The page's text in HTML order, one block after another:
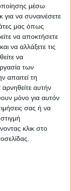
μέσω
να συναινέσετε
μας όπως
να αποκτήσετε
να αλλάξετε τις
να
των
απαιτεί τη
αυτήν
μόνο για αυτόν
σας ή να
κλικ στο
της
Θεσσαλίας
ΕΠΟΜΕΝΟ ΑΡΘΡΟ
ο χώρος δίπλα
Παλαμά -
500
με μπάζα (ΦΩΤΟ)